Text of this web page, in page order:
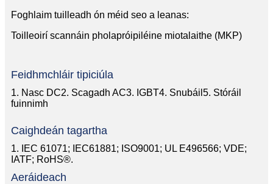
Foghlaim tuilleadh ón méid seo a leanas:
Toilleoirí scannáin pholapróipiléine miotalaithe (MKP)
Feidhmchláir tipiciúla
1. Nasc DC2. Scagadh AC3. IGBT4. Snubáil 5. Stóráil
fuinnimh
Caighdeán tagartha
1. IEC 61071; IEC61881; ISO9001; UL E496566; VDE;
IATF; RoHS®.
Aeráideach